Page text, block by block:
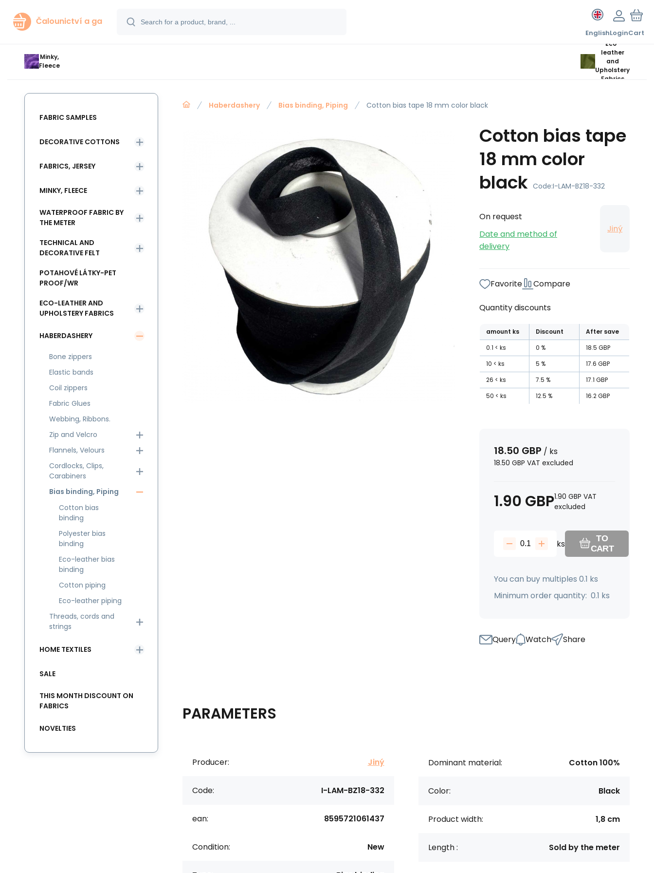
Čalounictví a ga
EnglishLoginCart
Minky,
Fleece
Eco-
leather
and
Upholstery
Fabrics
Haberdashery Bias binding, Piping Cotton bias tape 18 mm color black
Cotton bias tape
18 mm color
black Code:I-LAM-BZ18-332
On request
Date and method of
delivery
Jiný
Favorite Compare
Quantity discounts
amount ks Discount
After save
0.1
ks 0 % 18.5 GBP
10
ks 5 % 17.6 GBP
26
ks 7.5 % 17.1 GBP
50
ks 12.5 % 16.2GBP
18.50 GBP / ks
18.50 GBP VAT excluded
1.90 GBP1.90 GBP VAT
excluded
ks
TO
CART
You can buy multiples 0.1 ks
Minimum order quantity: 0.1 ks
Query Watch Share
PARAMETERS
Producer: Jiný
Code: I-LAM-BZ18-332
ean: 8595721061437
Condition: New
Dominant material: Cotton 100%
Color: Black
Product width: 1,8 cm
Length : Sold by the meter
FABRIC SAMPLES
DECORATIVE COTTONS
FABRICS, JERSEY
MINKY, FLEECE
WATERPROOF FABRIC BY
THE METER
TECHNICAL AND
DECORATIVE FELT
POTAHOVÉ LÁTKY-PET
PROOF/WR
ECO-LEATHER AND
UPHOLSTERY FABRICS
HABERDASHERY
Bone zippers
Elastic bands
Coil zippers
Fabric Glues
Webbing, Ribbons.
Zip and Velcro
Flannels, Velours
Cordlocks, Clips,
Carabiners
Bias binding, Piping
Cotton bias
binding
Polyester bias
binding
Eco-leather bias
binding
Cotton piping
Eco-leather piping
Threads, cords and
strings
HOME TEXTILES
SALE
THIS MONTH DISCOUNT ON
FABRICS
NOVELTIES